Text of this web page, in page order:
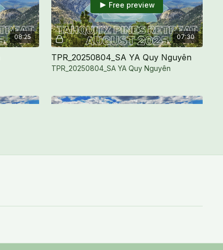
08:25 07:30
Free preview
TPR_20250804_SA YA Quy Nguyên
TPR_20250804_SA YA Quy Nguyên